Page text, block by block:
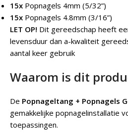
15x Popnagels 4mm (5/32”)
15x Popnagels 4.8mm (3/16”)
LET OP! Dit gereedschap heeft
levensduur dan a-kwaliteit
aantal keer gebruik
Waarom is dit
De Popnageltang + Popnagels
gemakkelijke popnagelinstallatie
toepassingen.